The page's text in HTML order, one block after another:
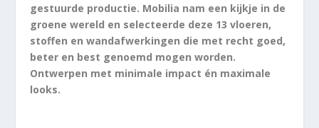
gestuurde productie. Mobilia nam een kijkje in de
groene wereld en selecteerde deze 13 vloeren,
stoffen en wandafwerkingen die met recht goed,
beter en best genoemd mogen worden.
Ontwerpen met minimale impact én maximale
looks.